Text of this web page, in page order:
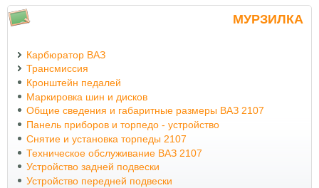
МУРЗИЛКА
Карбюратор ВАЗ
Трансмиссия
Кронштейн педалей
Маркировка шин и дисков
Общие сведения и габаритные размеры ВАЗ 2107
Панель приборов и торпедо - устройство
Снятие и установка торпеды 2107
Техническое обслуживание ВАЗ 2107
Устройство задней подвески
Устройство передней подвески